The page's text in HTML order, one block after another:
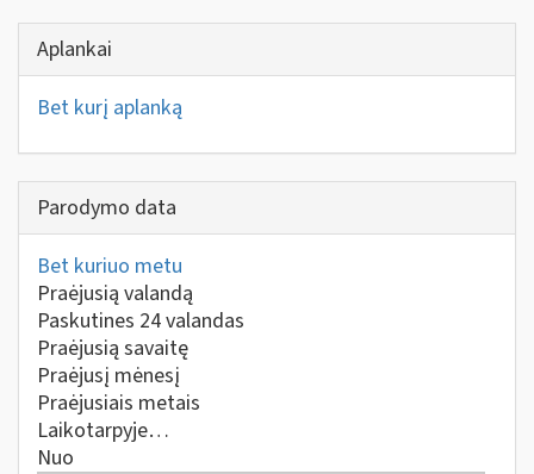
Aplankai
Bet kurį aplanką
Parodymo data
Bet kuriuo metu
Praėjusią valandą
Paskutines 24 valandas
Praėjusią savaitę
Praėjusį mėnesį
Praėjusiais metais
Laikotarpyje…
Nuo